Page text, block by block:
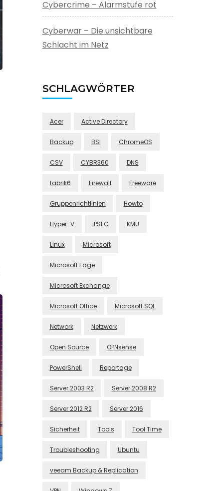
Cybercrime – Alarmstufe rot
Cyberwar – Die unsichtbare
Schlacht im Netz
SCHLAGWÖRTER
Acer Active Directory
Backup BSI ChromeOS
CSV CYBR360 DNS
fabrik6 Firewall Freeware
Gruppenrichtlinien Howto
Hyper-V IPSEC KMU
Linux Microsoft
Microsoft Edge
Microsoft Exchange
Microsoft Office Microsoft SQL
Network Netzwerk
Open Source OPNsense
PowerShell Reportage
Server 2003 R2 Server 2008 R2
Server 2012 R2 Server 2016
Sicherheit Tools Tool Time
Troubleshooting Ubuntu
veeam Backup & Replication